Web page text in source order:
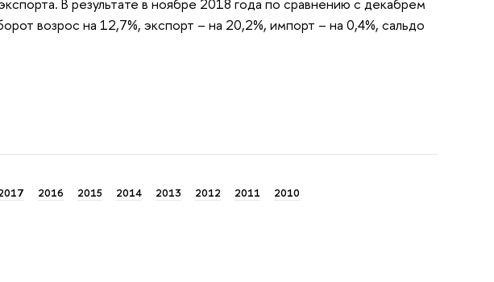
возрос на 12,7%, экспорт – на 20,2%, импорт – на 0,4%, сальдо
2016 2015 2014 2013 2012 2011
2010